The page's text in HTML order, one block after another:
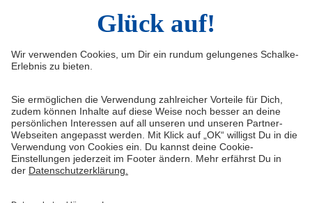
Impressum
FAQ
Medien/Presse
Datenschutz
Haftungsausschluss
Quicklinks
Shop
Schalke TV
VELTINS-Arena
Knappenschmiede
ERWIN buchen